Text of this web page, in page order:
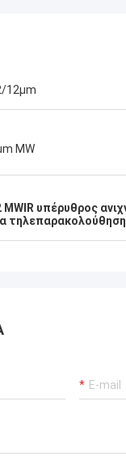
12μm
MW
MWIR υπέρυθρος